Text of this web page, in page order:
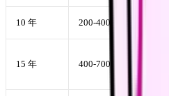
10 年 200-400 万円
15 年 400-700 万円